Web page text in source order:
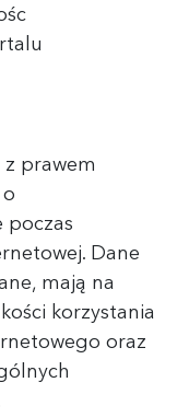
prawem
poczas
Dane
mają na
korzystania
oraz